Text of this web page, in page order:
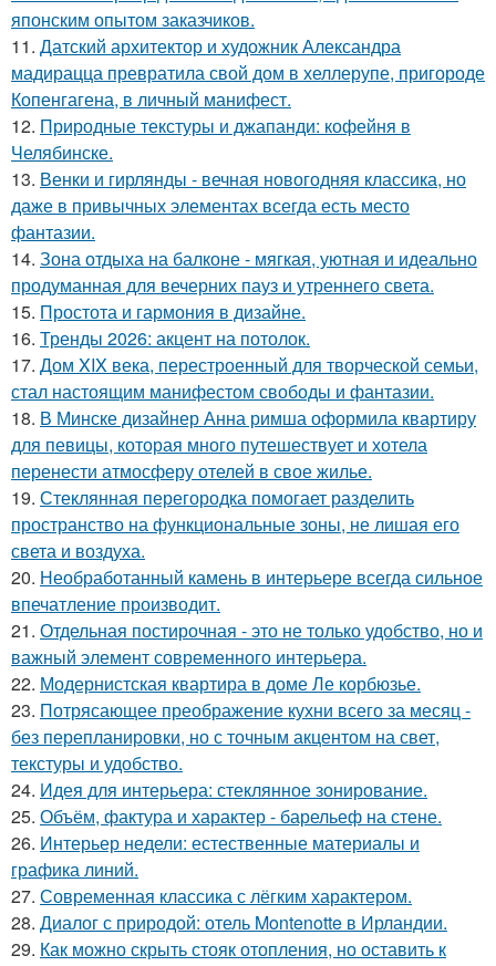
японским опытом заказчиков.
11. Датский архитектор и художник Александра
мадирацца превратила свой дом в хеллерупе, пригороде
Копенгагена, в личный манифест.
12. Природные текстуры и джапанди: кофейня в
Челябинске.
13. Венки и гирлянды - вечная новогодняя классика, но
даже в привычных элементах всегда есть место
фантазии.
14. Зона отдыха на балконе - мягкая, уютная и идеально
продуманная для вечерних пауз и утреннего света.
15. Простота и гармония в дизайне.
16. Тренды 2026: акцент на потолок.
17. Дом XIX века, перестроенный для творческой семьи,
стал настоящим манифестом свободы и фантазии.
18. В Минске дизайнер Анна римша оформила квартиру
для певицы, которая много путешествует и хотела
перенести атмосферу отелей в свое жилье.
19. Стеклянная перегородка помогает разделить
пространство на функциональные зоны, не лишая его
света и воздуха.
20. Необработанный камень в интерьере всегда сильное
впечатление производит.
21. Отдельная постирочная - это не только удобство, но и
важный элемент современного интерьера.
22. Модернистская квартира в доме Ле корбюзье.
23. Потрясающее преображение кухни всего за месяц -
без перепланировки, но с точным акцентом на свет,
текстуры и удобство.
24. Идея для интерьера: стеклянное зонирование.
25. Объём, фактура и характер - барельеф на стене.
26. Интерьер недели: естественные материалы и
графика линий.
27. Современная классика с лёгким характером.
28. Диалог с природой: отель Montenotte в Ирландии.
29. Как можно скрыть стояк отопления, но оставить к